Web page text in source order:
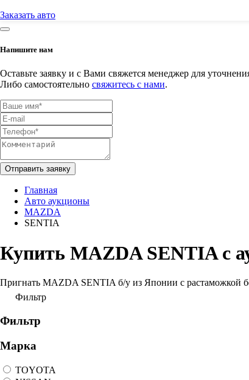
Заказать авто
Напишите нам
Оставьте заявку и с Вами свяжется менеджер для
Либо самостоятельно свяжитесь с нами.
Отправить заявку
Главная
Авто аукционы
MAZDA
SENTIA
Купить MAZDA SENTIA с
Пригнать MAZDA SENTIA б/у из Японии с растаможкой
Фильтр
Фильтр
Марка
TOYOTA